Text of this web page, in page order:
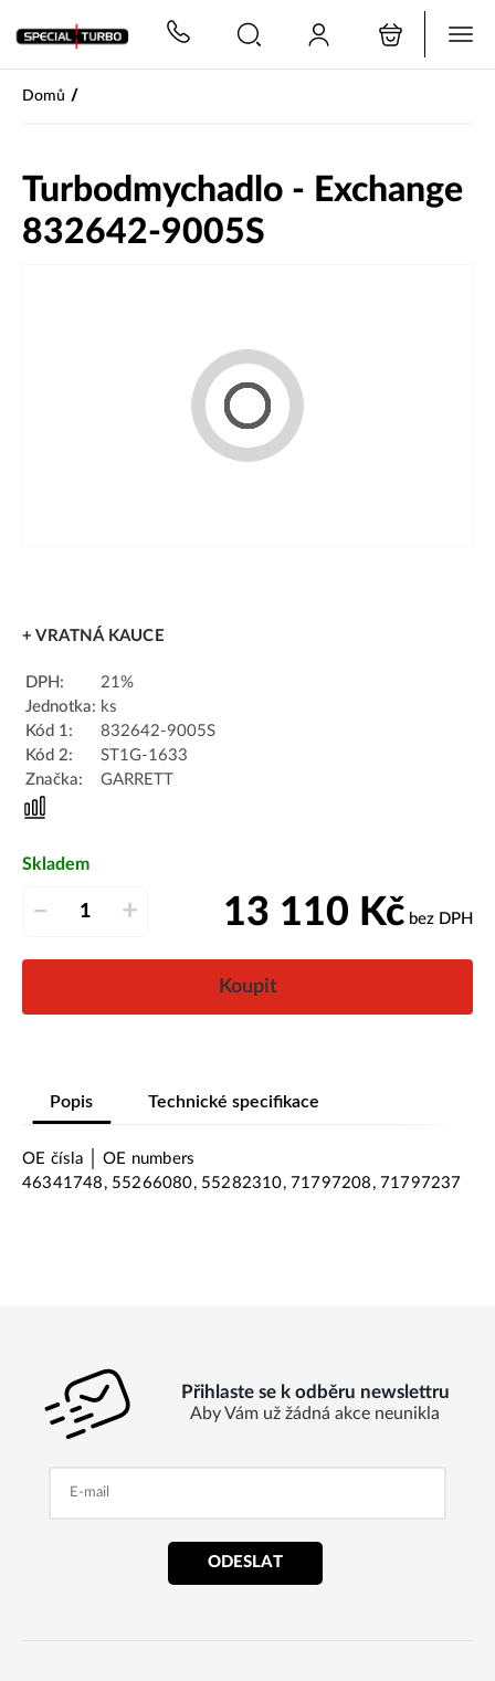
Domů /
Turbodmychadlo - Exchange
832642-9005S
+ VRATNÁ KAUCE
DPH:
21%
Jednotka: ks
Kód 1:
832642-9005S
Kód 2:
ST1G-1633
Značka:
GARRETT
Skladem
– + 13 110 Kč bez DPH
Koupit
Popis Technické specifikace
OE čísla │ OE numbers
46341748, 55266080, 55282310, 71797208, 71797237
Přihlaste se k odběru newslettru
Aby Vám už žádná akce neunikla
ODESLAT